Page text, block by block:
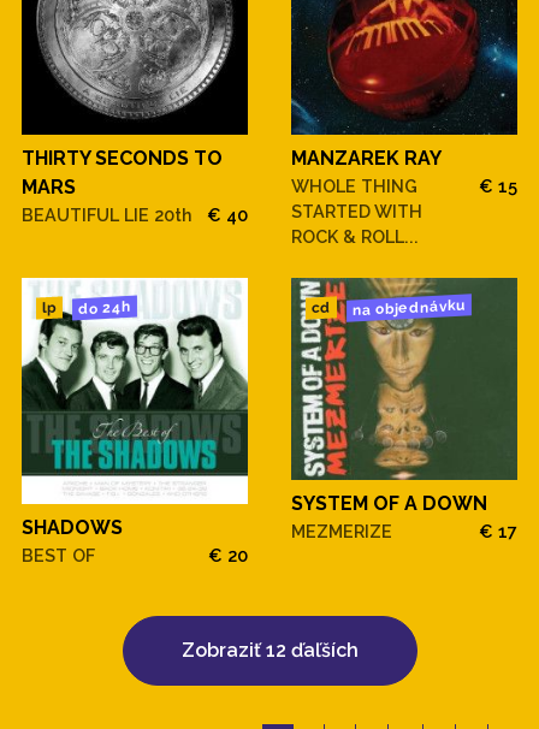
THIRTY SECONDS TO
MARS
BEAUTIFUL LIE 20th € 40
MANZAREK RAY
WHOLE THING
STARTED WITH
ROCK & ROLL...
€ 15
lp do 24h
SHADOWS
BEST OF € 20
cd na objednávku
SYSTEM OF A DOWN
MEZMERIZE € 17
Zobraziť 12 ďaľších